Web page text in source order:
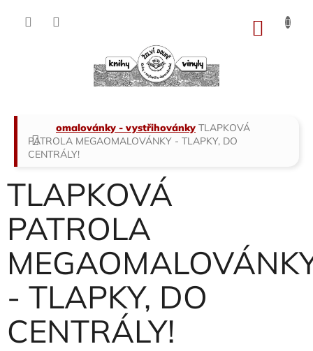
Domů
omalovánky - vystřihovánky TLAPKOVÁ
PATROLA MEGAOMALOVÁNKY - TLAPKY, DO
CENTRÁLY!
TLAPKOVÁ
PATROLA
- TLAPKY, DO
CENTRÁLY!